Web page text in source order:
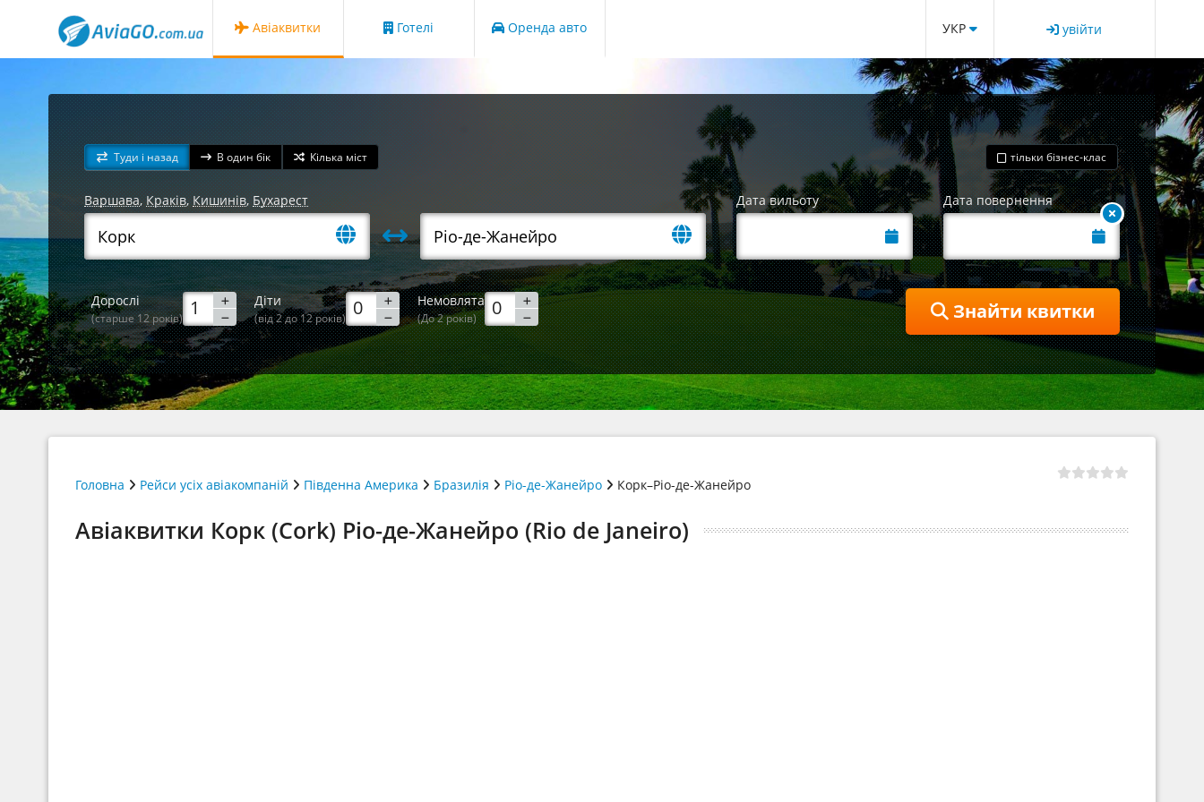
Авіаквитки Готелі Оренда авто УКР увійти
Туди і назад В один бік Кілька міст тільки бізнес-клас
Варшава,Краків, Кишинів, Бухарест Дата вильоту Дата повернення
Дорослі
(старше 12 років)
Діти
(від 2 до 12 років)
Немовлята
(До 2 років) Знайти квитки
Головна Рейси усіх авіакомпаній Південна Америка Бразилія Ріо-де-Жанейро Корк–Ріо-де-Жанейро
Авіаквитки Корк (Cork) Ріо-де-Жанейро (Rio de Janeiro)